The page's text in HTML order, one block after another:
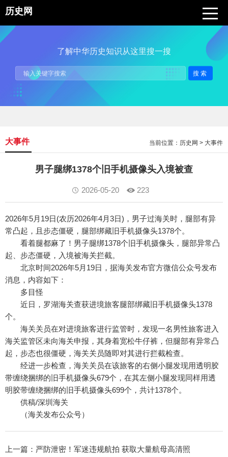
历史网
了解中华历史知识从这里搜一搜
搜索
当前位置： 历史网 > 大事件
大事件
男子腿绑1378个旧手机摄像头入境被查
2026-05-20 223
2026年5月19日(农历2026年4月3日)，男子过海关时，腿部有异
常凸起，且步态僵硬，腿部绑藏旧手机摄像头1378个。
看着腿都麻了！男子腿绑1378个旧手机摄像头，腿部异常凸
起、步态僵硬，入境被海关拦截。
北京时间2026年5月19日，据海关发布官方微信公众号发布
消息，内容如下：
多目怪
近日，罗湖海关查获进境旅客腿部绑藏旧手机摄像头1378
个。
海关关员在对进境旅客进行监管时，发现一名男性旅客进入
海关监管区未向海关申报，其身着宽松牛仔裤，但腿部有异常凸
起，步态也很僵硬，海关关员随即对其进行拦截检查。
经进一步检查，海关关员在该旅客的右侧小腿发现用透明胶
带缠绕捆绑的旧手机摄像头679个，在其左侧小腿发现同样用透
明胶带缠绕捆绑的旧手机摄像头699个，共计1378个。
供稿/深圳海关
（海关发布公众号）
上一篇： 严防泄密！军迷违规航拍 获取大量航母高清照